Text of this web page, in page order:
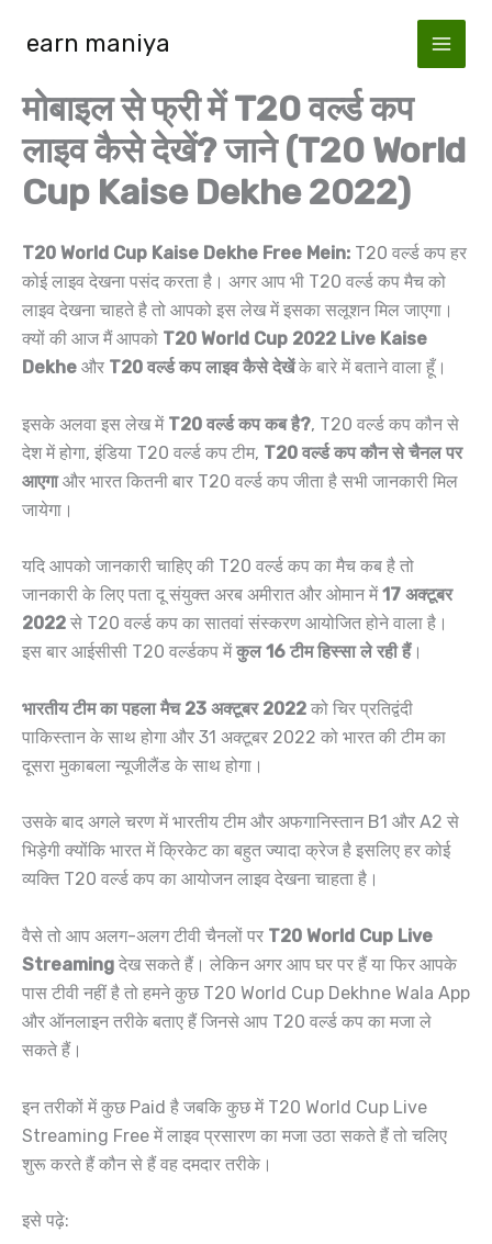
earn maniya
मोबाइल से फ्री में T20 वर्ल्ड कप
लाइव कैसे देखें? जाने (T20 World
Cup Kaise Dekhe 2022)
T20 World Cup Kaise Dekhe Free Mein: T20 वर्ल्ड कप हर
कोई लाइव देखना पसंद करता है। अगर आप भी T20 वर्ल्ड कप मैच को
लाइव देखना चाहते है तो आपको इस लेख में इसका सलूशन मिल जाएगा।
क्यों की आज मैं आपको T20 World Cup 2022 Live Kaise
Dekhe और T20 वर्ल्ड कप लाइव कैसे देखेंके बारे में बताने वाला हूँ।
इसके अलवा इस लेख में T20 वर्ल्ड कप कब है?, T20 वर्ल्ड कप कौन से
देश में होगा, इंडिया T20 वर्ल्ड कप टीम, T20 वर्ल्ड कप कौन से चैनल पर
आएगाऔर भारत कितनी बार T20 वर्ल्ड कप जीता है सभी जानकारी मिल
जायेगा।
यदि आपको जानकारी चाहिए की T20 वर्ल्ड कप का मैच कब है तो
जानकारी के लिए पता दू संयुक्त अरब अमीरात और ओमान में17 अक्टूबर
2022 से T20 वर्ल्ड कप का सातवां संस्करण आयोजित होने वाला है।
इस बार आईसीसी T20 वर्ल्डकप मेंकुल 16 टीम हिस्सा ले रही हैं।
भारतीय टीम का पहला मैच 23 अक्टूबर 2022 को चिर प्रतिद्वंदी
पाकिस्तान के साथ होगा और 31 अक्टूबर 2022 को भारत की टीम का
दूसरा मुकाबला न्यूजीलैंड के साथ होगा।
उसके बाद अगले चरण में भारतीय टीम और अफगानिस्तान B1 और A2 से
भिड़ेगी क्योंकि भारत में क्रिकेट का बहुत ज्यादा क्रेज है इसलिए हर कोई
व्यक्ति T20 वर्ल्ड कप का आयोजन लाइव देखना चाहता है।
वैसे तो आप अलग-अलग टीवी चैनलों पर T20 World Cup Live
Streaming देख सकते हैं। लेकिन अगर आप घर पर हैं या फिर आपके
पास टीवी नहीं है तो हमने कुछ T20 World Cup Dekhne Wala App
और ऑनलाइन तरीके बताए हैं जिनसे आप T20 वर्ल्ड कप का मजा ले
सकते हैं।
इन तरीकों में कुछ Paid है जबकि कुछ में T20 World Cup Live
Streaming Free में लाइव प्रसारण का मजा उठा सकते हैं तो चलिए
शुरू करते हैं कौन से हैं वह दमदार तरीके।
इसे पढ़े: